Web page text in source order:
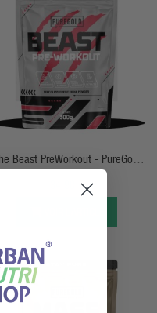
APERÇU RAPIDE
Beast PreWorkout - PureGold
34,90 €